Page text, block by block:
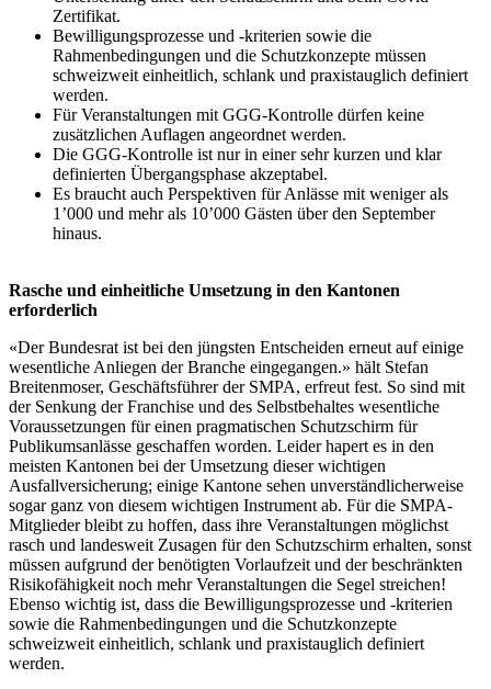
Zertifikat.
Bewilligungsprozesse und -kriterien sowie die
Rahmenbedingungen und die Schutzkonzepte müssen
schweizweit einheitlich, schlank und praxistauglich definiert
werden.
Für Veranstaltungen mit GGG-Kontrolle dürfen keine
zusätzlichen Auflagen angeordnet werden.
Die GGG-Kontrolle ist nur in einer sehr kurzen und klar
definierten Übergangsphase akzeptabel.
Es braucht auch Perspektiven für Anlässe mit weniger als
1’000 und mehr als 10’000 Gästen über den September
hinaus.
Rasche und einheitliche Umsetzung in den Kantonen
erforderlich
«Der Bundesrat ist bei den jüngsten Entscheiden erneut auf einige
wesentliche Anliegen der Branche eingegangen.» hält Stefan
Breitenmoser, Geschäftsführer der SMPA, erfreut fest. So sind mit
der Senkung der Franchise und des Selbstbehaltes wesentliche
Voraussetzungen für einen pragmatischen Schutzschirm für
Publikumsanlässe geschaffen worden. Leider hapert es in den
meisten Kantonen bei der Umsetzung dieser wichtigen
Ausfallversicherung; einige Kantone sehen unverständlicherweise
sogar ganz von diesem wichtigen Instrument ab. Für die SMPA-
Mitglieder bleibt zu hoffen, dass ihre Veranstaltungen möglichst
rasch und landesweit Zusagen für den Schutzschirm erhalten, sonst
müssen aufgrund der benötigten Vorlaufzeit und der beschränkten
Risikofähigkeit noch mehr Veranstaltungen die Segel streichen!
Ebenso wichtig ist, dass die Bewilligungsprozesse und -kriterien
sowie die Rahmenbedingungen und die Schutzkonzepte
schweizweit einheitlich, schlank und praxistauglich definiert
werden.